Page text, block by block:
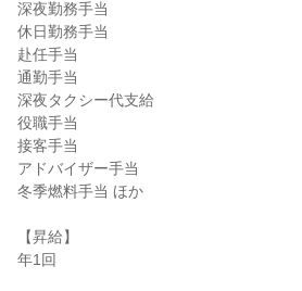
深夜勤務手当
休日勤務手当
赴任手当
通勤手当
深夜タクシー代支給
役職手当
接客手当
アドバイザー手当
冬季燃料手当 ほか
【昇給】
年1回